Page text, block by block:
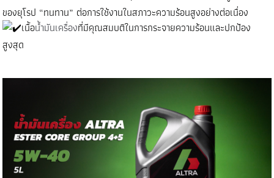
ของยุโรป “ทนทาน” ต่อการใช้งานในสภาวะความร้อนสูงอย่างต่อเนื่อง
เนื้อน้ํามันเครื่องที่มีคุณสมบติในการกระจายความร้อนและปกป้อง
สูงสุด